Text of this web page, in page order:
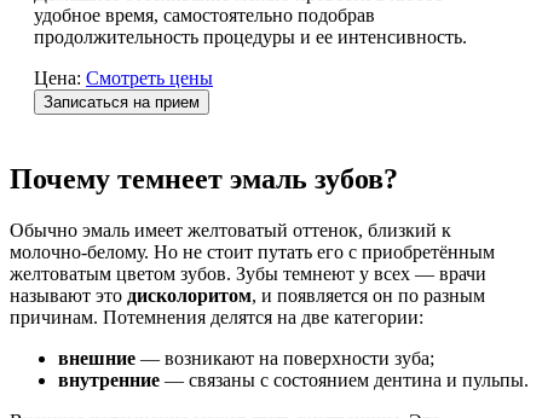
удобное время, самостоятельно подобрав
продолжительность процедуры и ее интенсивность.
Цена: Смотреть цены
Записаться на прием
Почему темнеет эмаль зубов?
Обычно эмаль имеет желтоватый оттенок, близкий к
молочно-белому. Но не стоит путать его с приобретённым
желтоватым цветом зубов. Зубы темнеют у всех — врачи
называют это дисколоритом, и появляется он по разным
причинам. Потемнения делятся на две категории:
внешние — возникают на поверхности зуба;
внутренние — связаны с состоянием дентина и пульпы.